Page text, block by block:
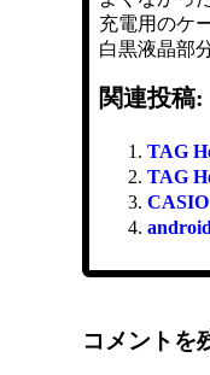
充電用のケ
白黒液晶部
関連投稿:
TAG
TAG
コメントを